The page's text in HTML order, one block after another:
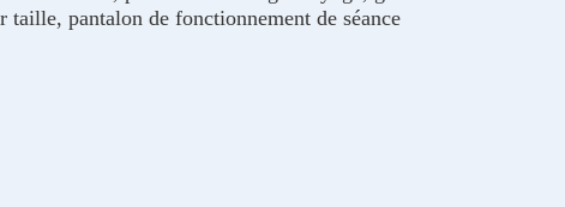
pantalon de fonctionnement de séance